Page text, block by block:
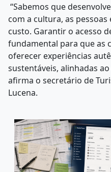
“Sabemos que
com a cultura, as
custo. Garantir o acesso
fundamental para que as
oferecer experiências
sustentáveis, alinhadas
afirma o secretário de
Lucena.